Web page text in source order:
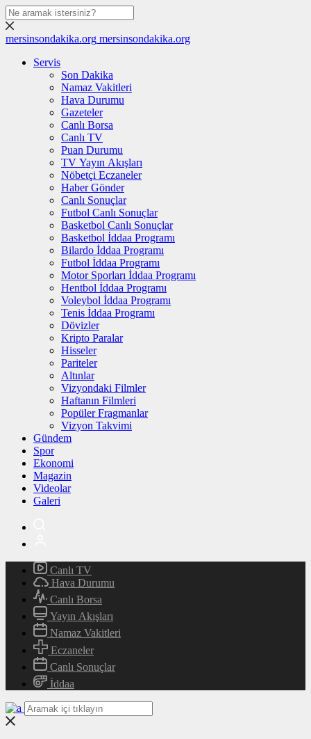
mersinsondakika.org mersinsondakika.org
Servis
Son Dakika
Namaz Vakitleri
Hava Durumu
Gazeteler
Canlı Borsa
Canlı TV
Puan Durumu
TV Yayın Akışları
Nöbetçi Eczaneler
Haber Gönder
Canlı Sonuçlar
Futbol Canlı Sonuçlar
Basketbol Canlı Sonuçlar
Basketbol İddaa Programı
Bilardo İddaa Programı
Futbol İddaa Programı
Motor Sporları İddaa Programı
Hentbol İddaa Programı
Voleybol İddaa Programı
Tenis İddaa Programı
Dövizler
Kripto Paralar
Hisseler
Pariteler
Altınlar
Vizyondaki Filmler
Haftanın Filmleri
Popüler Fragmanlar
Vizyon Takvimi
Gündem
Spor
Ekonomi
Magazin
Videolar
Galeri
Canlı TV
Hava Durumu
Canlı Borsa
Yayın Akışları
Namaz Vakitleri
Eczaneler
Canlı Sonuçlar
İddaa